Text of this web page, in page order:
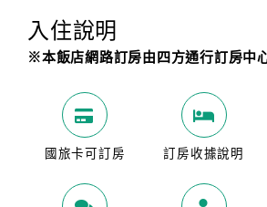
入住說明
※本飯店網路訂房由四方通行訂房中
國旅卡可訂房 訂房收據說明